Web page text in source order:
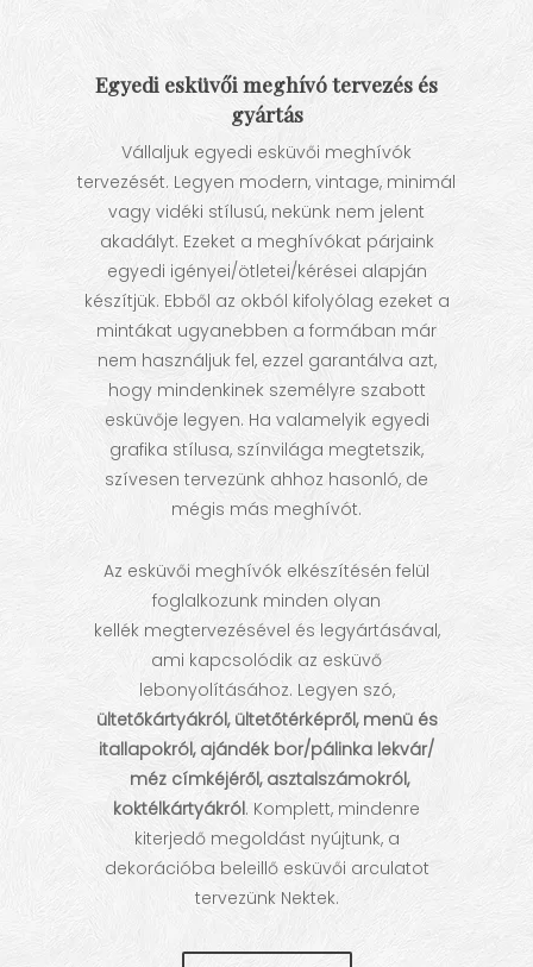
Egyedi esküvői meghívó tervezés és
gyártás
Vállaljuk egyedi esküvői meghívók
tervezését. Legyen modern, vintage, minimál
vagy vidéki stílusú, nekünk nem jelent
akadályt. Ezeket a meghívókat párjaink
egyedi igényei/ötletei/kérései alapján
készítjük. Ebből az okból kifolyólag ezeket a
mintákat ugyanebben a formában már
nem használjuk fel, ezzel garantálva azt,
hogy mindenkinek személyre szabott
esküvője legyen. Ha valamelyik egyedi
grafika stílusa, színvilága megtetszik,
szívesen tervezünk ahhoz hasonló, de
mégis más meghívót.
Az esküvői meghívók elkészítésén felül
foglalkozunk minden olyan
kellék megtervezésével és legyártásával,
ami kapcsolódik az esküvő
lebonyolításához. Legyen szó,
ültetőkártyákról, ültetőtérképről, menü és
itallapokról, ajándék bor/pálinka lekvár/
méz címkéjéről, asztalszámokról,
koktélkártyákról. Komplett, mindenre
kiterjedő megoldást nyújtunk, a
dekorációba beleillő esküvői arculatot
tervezünk Nektek.